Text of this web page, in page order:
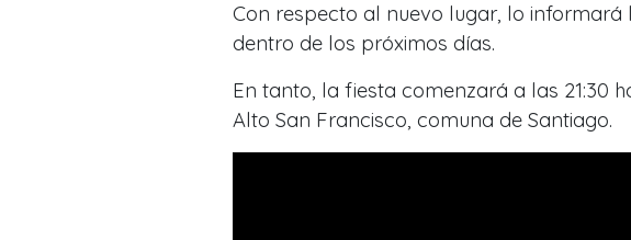
Con respecto al nuevo lugar, lo
dentro de los próximos días.
En tanto, la fiesta comenzará a las 21:30
Alto San Francisco, comuna de Santiago.